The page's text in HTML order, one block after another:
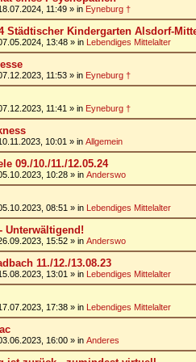
11:49 » in Eyneburg †
Städtischer Kindergarten Alsdorf-
13:48 » in Lebendiges Mittelalter
11:53 » in Eyneburg †
11:41 » in Eyneburg †
10:01 » in Allgemein
09./10./11./12.05.24
10:28 » in Anderswo
08:51 » in Lebendiges Mittelalter
Unterwältigend!
15:52 » in Anderswo
11./12./13.08.23
13:01 » in Lebendiges Mittelalter
17:38 » in Lebendiges Mittelalter
16:00 » in Anderes